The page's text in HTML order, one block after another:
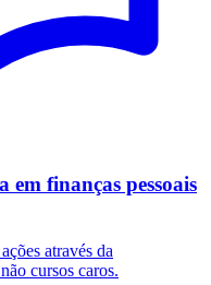
em finanças pessoais
através da
cursos caros.